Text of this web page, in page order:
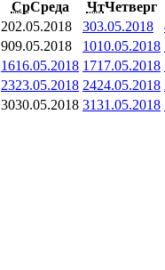
СрСреда ЧтЧетверг
202.05.2018 303.05.2018
909.05.2018 1010.05.2018
1616.05.2018 1717.05.2018
2323.05.2018 2424.05.2018
3030.05.2018 3131.05.2018